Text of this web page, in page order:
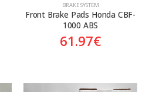
BRAKE SYSTEM
Front Brake Pads Honda CBF-
1000 ABS
61.97€